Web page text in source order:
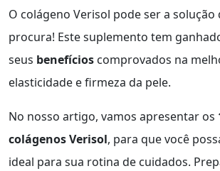
O colágeno Verisol pode ser a solução
procura! Este suplemento tem
seus benefícios comprovados na
elasticidade e firmeza da pele.
No nosso artigo, vamos apresentar os
colágenos Verisol, para que você
ideal para sua rotina de cuidados.